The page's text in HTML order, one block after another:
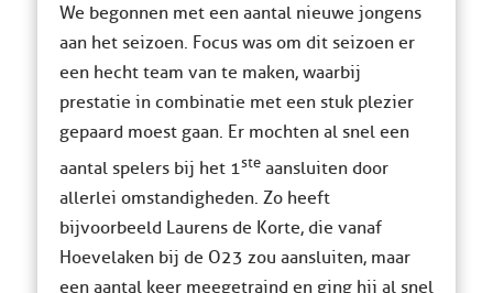
We begonnen met een aantal nieuwe jongens
aan het seizoen. Focus was om dit seizoen er
een hecht team van te maken, waarbij
prestatie in combinatie met een stuk plezier
gepaard moest gaan. Er mochten al snel een
aantal spelers bij het 1steaansluiten door
allerlei omstandigheden. Zo heeft
bijvoorbeeld Laurens de Korte, die vanaf
Hoevelaken bij de O23 zou aansluiten, maar
een aantal keer meegetraind en ging hij al snel